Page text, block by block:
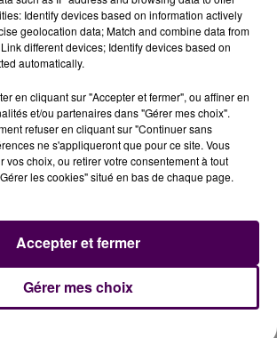
de sept femmesengagées
de reconstruction. Exposition
-pour"Oui SYStématique"-, qui est
situé à Bayeux, pour
au sein du couple : violences
verbales, économiques, physiques et
Legastelois en est la responsable.
partie de l’association Jacques-
sept jours sur sept, 24 heures sur
femmes. Finalement, les sept
accepté de montrer leur visage.
ont également choisi le titre de
un sacré combat qu’elles mènent.
le domicile conjugal est difficile.
Identify devices based on information actively
geolocation data; Match and combine data from
different devices; Identify devices based on
automatically.
en cliquant sur "Accepter et fermer", ou affiner en
et/ou partenaires dans "Gérer mes choix".
refuser en cliquant sur "Continuer sans
ne s'appliqueront que pour ce site. Vous
vos choix, ou retirer votre consentement à tout
les cookies" situé en bas de chaque page.
Gérer mes choix
Accepter et fermer